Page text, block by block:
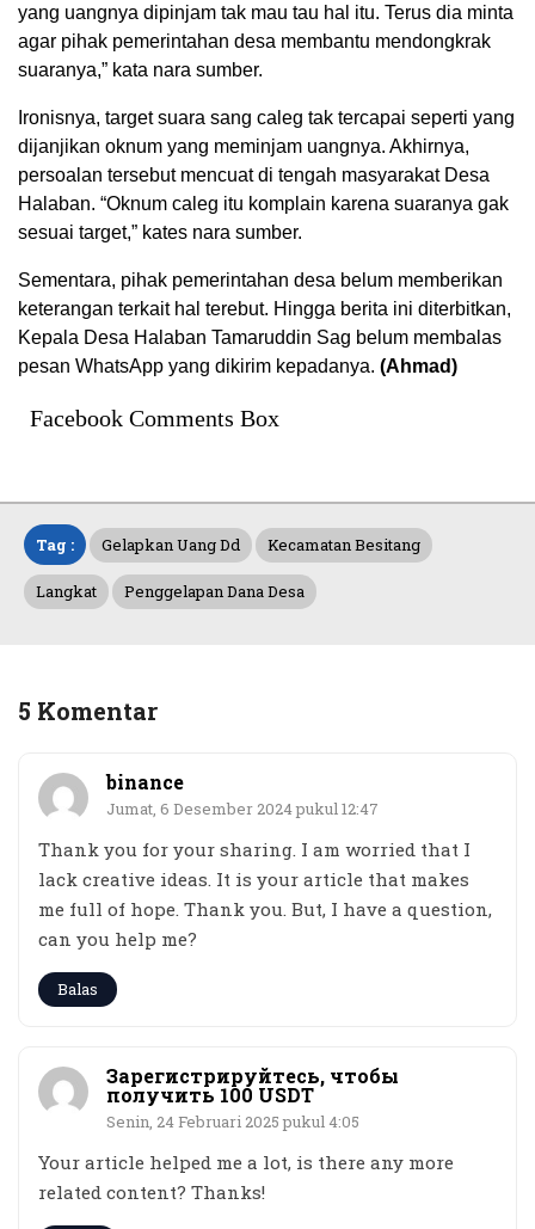
yang uangnya dipinjam tak mau tau hal itu. Terus dia minta
agar pihak pemerintahan desa membantu mendongkrak
suaranya,” kata nara sumber.
Ironisnya, target suara sang caleg tak tercapai seperti yang
dijanjikan oknum yang meminjam uangnya. Akhirnya,
persoalan tersebut mencuat di tengah masyarakat Desa
Halaban. “Oknum caleg itu komplain karena suaranya gak
sesuai target,” kates nara sumber.
Sementara, pihak pemerintahan desa belum memberikan
keterangan terkait hal terebut. Hingga berita ini diterbitkan,
Kepala Desa Halaban Tamaruddin Sag belum membalas
pesan WhatsApp yang dikirim kepadanya. (Ahmad)
Facebook Comments Box
Tag : Gelapkan Uang Dd Kecamatan Besitang
Langkat Penggelapan Dana Desa
5 Komentar
binance
Jumat, 6 Desember 2024 pukul 12:47
Thank you for your sharing. I am worried that I
lack creative ideas. It is your article that makes
me full of hope. Thank you. But, I have a question,
can you help me?
Balas
Зарегистрируйтесь, чтобы
получить 100 USDT
Senin, 24 Februari 2025 pukul 4:05
Your article helped me a lot, is there any more
related content? Thanks!